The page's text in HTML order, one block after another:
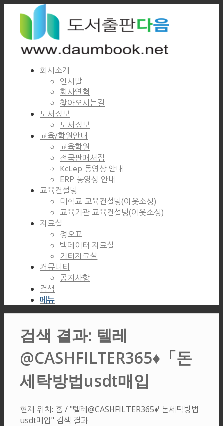
회사소개
인사말
회사연혁
찾아오시는길
도서정보
도서정보
교육/학원안내
교육학원
전국판매서점
KcLep 동영상 안내
ERP 동영상 안내
교육컨설팅
대학교 교육컨설팅(아웃소싱)
교육기관 교육컨설팅(아웃소싱)
자료실
정오표
백데이터 자료실
기타자료실
커뮤니티
공지사항
검색
메뉴
검색 결과: 텔레
@CASHFILTER365♦「돈
세탁방법usdt매입
현재 위치: 홈 / "텔레@CASHFILTER365♦「돈세탁방법
usdt매입" 검색 결과